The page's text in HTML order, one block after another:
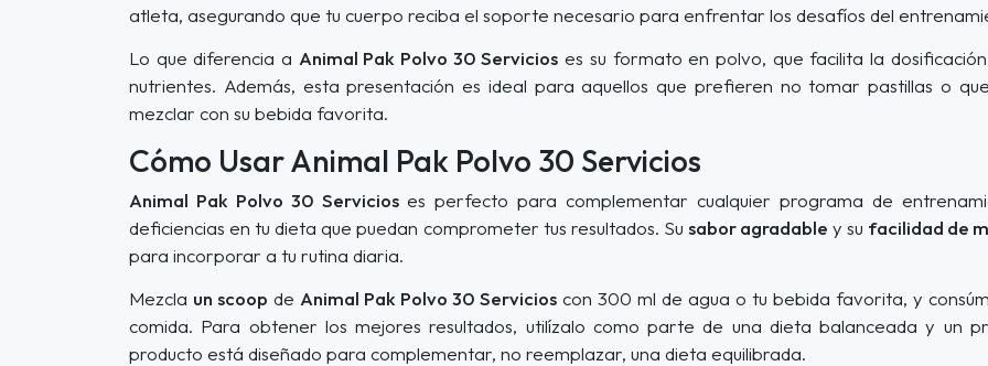
atleta, asegurando que tu cuerpo reciba el soporte necesario para enfrentar los desafíos del
Lo que diferencia a Animal Pak Polvo 30 Servicios es su formato en polvo, que facilita la
nutrientes. Además, esta presentación es ideal para aquellos que prefieren no tomar pastillas o
mezclar con su bebida favorita.
Cómo Usar Animal Pak Polvo 30 Servicios
Animal Pak Polvo 30 Servicioses perfecto para complementar cualquier programa de
deficiencias en tu dieta que puedan comprometer tus resultados. Su sabor agradable y su facilidad de
para incorporar a tu rutina diaria.
Mezcla un scoop de Animal Pak Polvo 30 Servicios con 300 ml de agua o tu bebida favorita, y
comida. Para obtener los mejores resultados, utilízalo como parte de una dieta balanceada y un
producto está diseñado para complementar, no reemplazar, una dieta equilibrada.